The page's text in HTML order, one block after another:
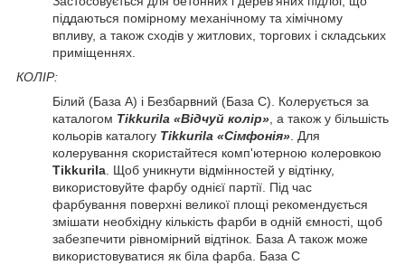
піддаються помірному механічному та хімічному
впливу, а також сходів у житлових, торгових і складських
приміщеннях.
КОЛІР:
Білий (База А) і Безбарвний (База С). Колерується за
каталогом Tikkurila «Відчуй колір», а також у більшість
кольорів каталогу Tikkurila «Сімфонія». Для
колерування скористайтеся комп'ютерною колеровкою
Tikkurila. Щоб уникнути відмінностей у відтінку,
використовуйте фарбу однієї партії. Під час
фарбування поверхні великої площі рекомендується
змішати необхідну кількість фарби в одній ємності, щоб
забезпечити рівномірний відтінок. База А також може
використовуватися як біла фарба. База С